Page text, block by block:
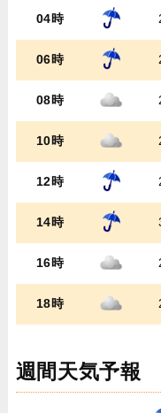
04時
06時
08時
10時
12時
14時
16時
18時
週間天気予報